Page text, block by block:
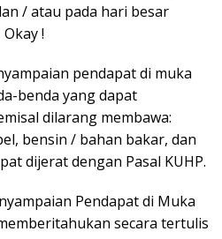
/ atau pada hari besar
!
pendapat di muka
benda yang dapat
dilarang membawa:
bensin / bahan bakar, dan
dijerat dengan Pasal KUHP.
Pendapat di Muka
secara tertulis